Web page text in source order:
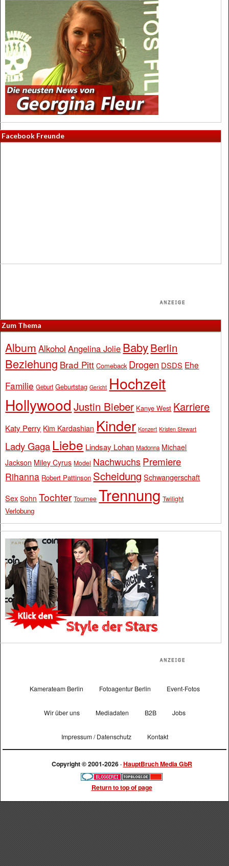
Facebook Freunde
Zum Thema
Album Alkohol Angelina Jolie BabyBerlin
Beziehung Brad Pitt Comeback Drogen DSDS Ehe
Familie Geburt Geburtstag Gericht Hochzeit
Hollywood Justin Bieber Kanye West Karriere
Katy Perry Kim Kardashian Kinder Konzert Kristen Stewart
Lady Gaga Liebe Lindsay Lohan Madonna Michael
Jackson Miley Cyrus Model Nachwuchs Premiere
Rihanna Robert Pattinson Scheidung Schwangerschaft
Sex Sohn Tochter Tournee Trennung Twilight
Verlobung
Kamerateam Berlin Fotoagentur Berlin Event-Fotos
Wir über uns Mediadaten B2B Jobs
Impressum / Datenschutz Kontakt
Copyright © 2001-2026 ·HauptBruch Media GbR
Return to top of page